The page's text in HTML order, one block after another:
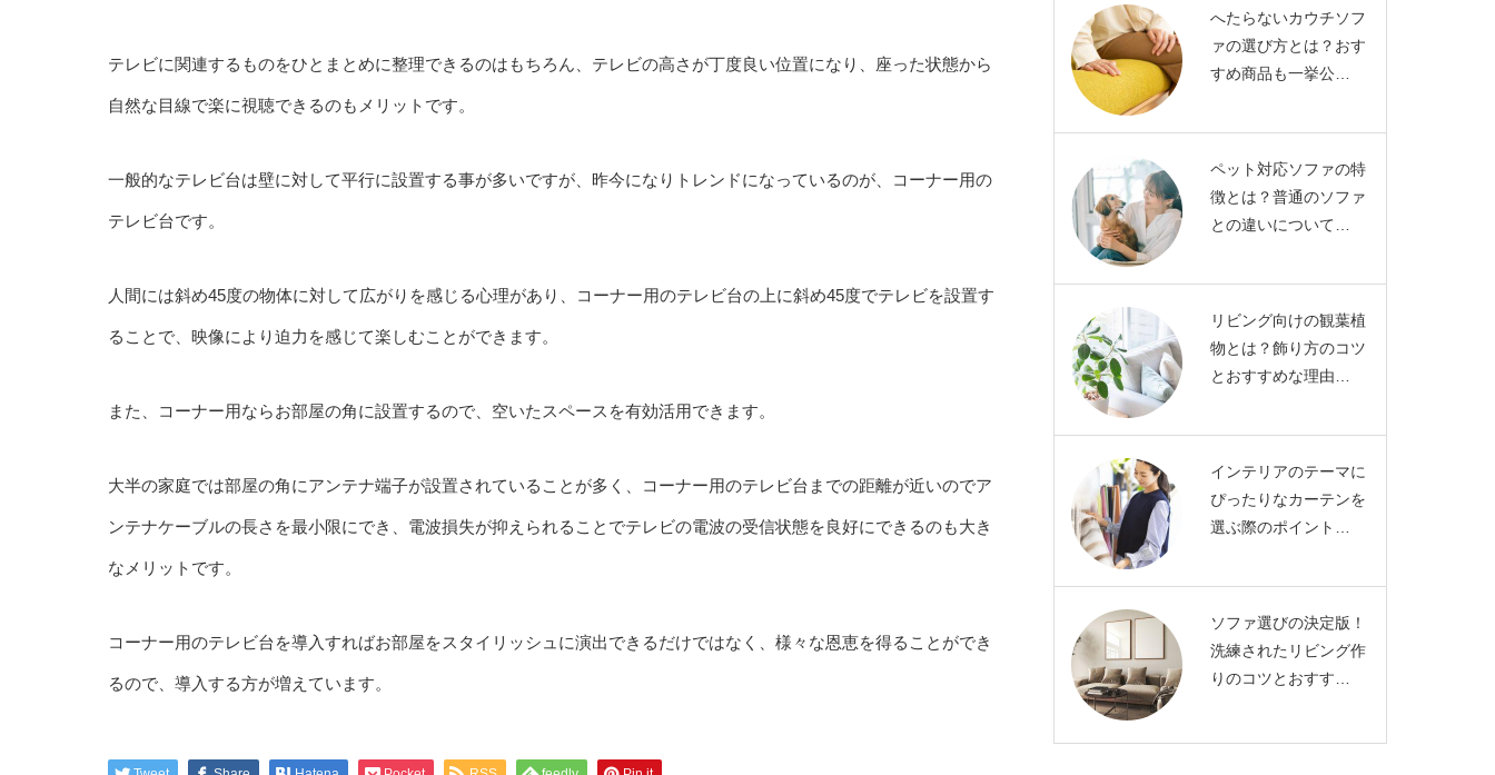
テレビに関連するものをひとまとめに整理できるのはもちろん、テレビの高さが丁度良い位置になり、座った状態から
自然な目線で楽に視聴できるのもメリットです。
一般的なテレビ台は壁に対して平行に設置する事が多いですが、昨今になりトレンドになっているのが、コーナー用の
テレビ台です。
人間には斜め45度の物体に対して広がりを感じる心理があり、コーナー用のテレビ台の上に斜め45度でテレビを設置す
ることで、映像により迫力を感じて楽しむことができます。
また、コーナー用ならお部屋の角に設置するので、空いたスペースを有効活用できます。
大半の家庭では部屋の角にアンテナ端子が設置されていることが多く、コーナー用のテレビ台までの距離が近いのでア
ンテナケーブルの長さを最小限にでき、電波損失が抑えられることでテレビの電波の受信状態を良好にできるのも大き
なメリットです。
コーナー用のテレビ台を導入すればお部屋をスタイリッシュに演出できるだけではなく、様々な恩恵を得ることができ
るので、導入する方が増えています。
へたらないカウチソフ
ァの選び方とは？おす
すめ商品も一挙公…
ペット対応ソファの特
徴とは？普通のソファ
との違いについて…
リビング向けの観葉植
物とは？飾り方のコツ
とおすすめな理由…
インテリアのテーマに
ぴったりなカーテンを
選ぶ際のポイント…
ソファ選びの決定版！
洗練されたリビング作
りのコツとおすす…